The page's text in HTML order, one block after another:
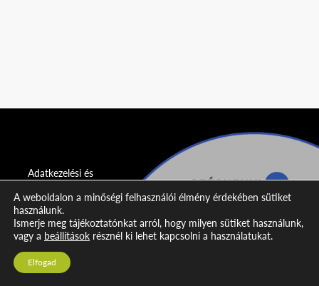
Adatkezelési és
nyilatkozat
Impresszum
Kapcsolat
A weboldalon a minőségi felhasználói élmény érdekében sütiket
használunk.
Ismerje meg tájékoztatónkat arról, hogy milyen sütiket használunk,
vagy a beállítások résznél ki lehet kapcsolni a használatukat.
Elfogad